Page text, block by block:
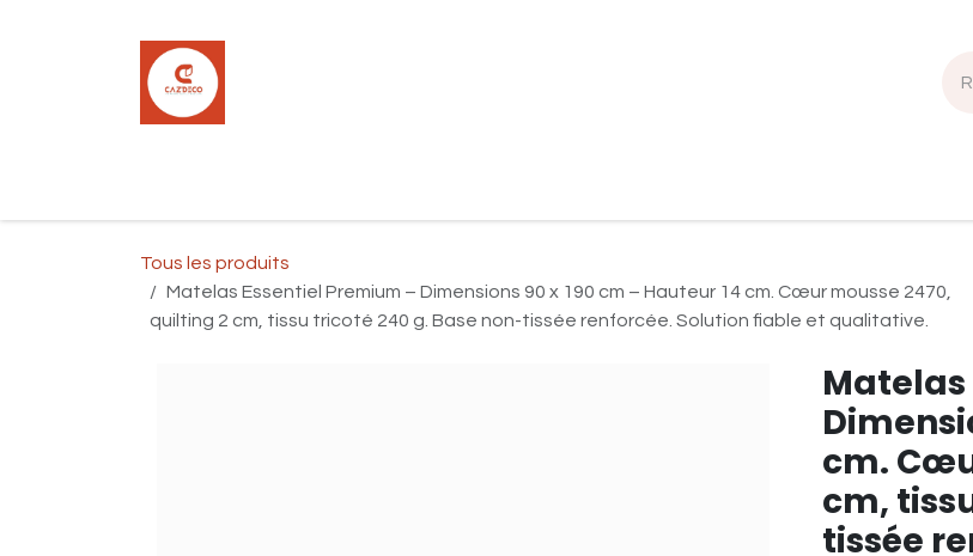
Tous les produits
Matelas Essentiel Premium – Dimensions 90 x 190 cm – Hauteur 14 cm. Cœur mousse 2470,
quilting 2 cm, tissu tricoté 240 g. Base non-tissée renforcée. Solution fiable et qualitative.
Matelas
cm.
cm,
tissée